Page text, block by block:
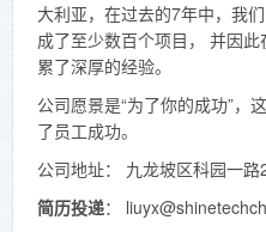
大利亚，在过去的7年中，我
成了至少数百个项目， 并因
累了深厚的经验。
公司愿景是“为了你的成功”，
了员工成功。
公司地址： 九龙坡区科园一
简历投递：